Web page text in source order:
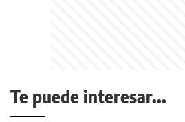
Te puede interesar...